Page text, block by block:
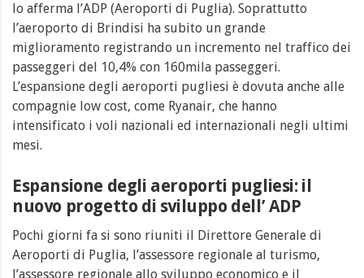
lo afferma l’ADP (Aeroporti di Puglia). Soprattutto
l’aeroporto di Brindisi ha subito un grande
miglioramento registrando un incremento nel traffico dei
passeggeri del 10,4% con 160mila passeggeri.
L’espansione degli aeroporti pugliesi è dovuta anche alle
compagnie low cost, come Ryanair, che hanno
intensificato i voli nazionali ed internazionali negli ultimi
mesi.
Espansione degli aeroporti pugliesi: il
nuovo progetto di sviluppo dell’ ADP
Pochi giorni fa si sono riuniti il Direttore Generale di
Aeroporti di Puglia, l’assessore regionale al turismo,
l’assessore regionale allo sviluppo economico e il